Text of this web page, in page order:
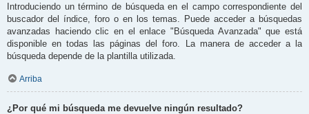
Introduciendo un término de búsqueda en el campo correspondiente del
buscador del índice, foro o en los temas. Puede acceder a búsquedas
avanzadas haciendo clic en el enlace "Búsqueda Avanzada" que está
disponible en todas las páginas del foro. La manera de acceder a la
búsqueda depende de la plantilla utilizada.
Arriba
¿Por qué mi búsqueda me devuelve ningún resultado?